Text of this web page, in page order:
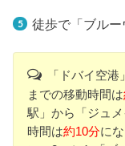
徒歩で「ブル
「ドバイ空
までの移動時間は
駅」から「ジュ
時間は約10分に